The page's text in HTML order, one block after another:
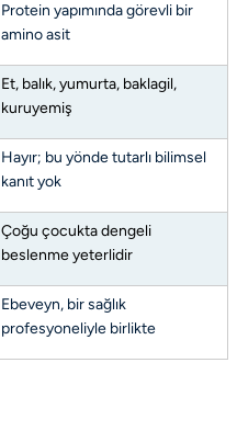
Protein yapımında görevli bir
amino asit
Et, balık, yumurta, baklagil,
kuruyemiş
Hayır; bu yönde tutarlı bilimsel
kanıt yok
Çoğu çocukta dengeli
beslenme yeterlidir
Ebeveyn, bir sağlık
profesyoneliyle birlikte